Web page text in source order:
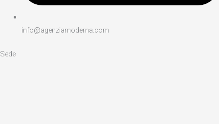
info@agenziamoderna.com​
Sede